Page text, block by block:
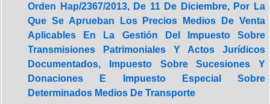
Orden Hap/2367/2013, De 11 De Diciembre, Por La
Que Se Aprueban Los Precios Medios De Venta
Aplicables En La Gestión Del Impuesto Sobre
Transmisiones Patrimoniales Y Actos Jurídicos
Documentados, Impuesto Sobre Sucesiones Y
Donaciones E Impuesto Especial Sobre
Determinados Medios De Transporte